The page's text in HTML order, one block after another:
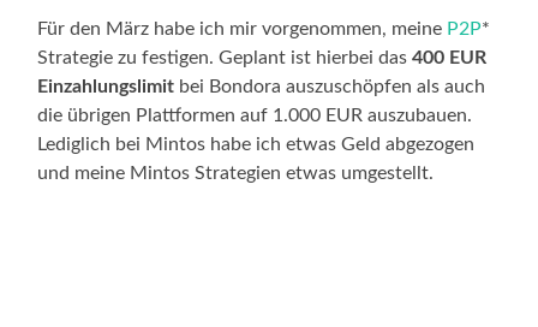
Für den März habe ich mir vorgenommen, meine P2P*
Strategie zu festigen. Geplant ist hierbei das400 EUR
Einzahlungslimit bei Bondora auszuschöpfen als auch
die übrigen Plattformen auf 1.000 EUR auszubauen.
Lediglich bei Mintos habe ich etwas Geld abgezogen
und meine Mintos Strategien etwas umgestellt.